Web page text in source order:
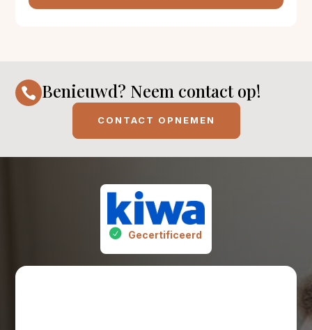
 Benieuwd? Neem contact op!
CONTACT OPNEMEN
Gecertificeerd